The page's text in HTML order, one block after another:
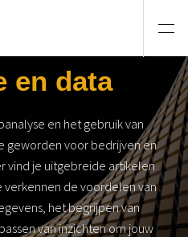
en data
en het gebruik van
geworden voor bedrijven en
vind je uitgebreide artikelen
verkennen de voordelen van
het begrijpen van
van inzichten om jouw